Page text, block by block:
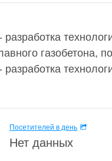
газобетона,
Посетителей в день
Нет данных